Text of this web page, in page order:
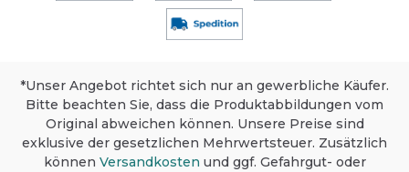
*Unser Angebot richtet sich nur an gewerbliche Käufer.
Bitte beachten Sie, dass die Produktabbildungen vom
Original abweichen können. Unsere Preise sind
exklusive der gesetzlichen Mehrwertsteuer. Zusätzlich
können Versandkosten und ggf. Gefahrgut- oder